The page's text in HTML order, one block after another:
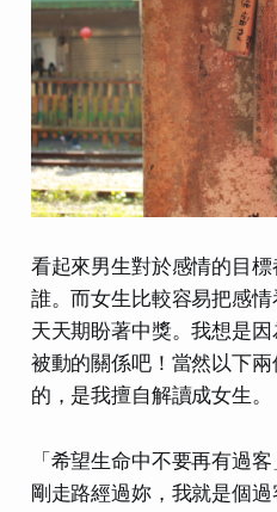
看起來男生對於感情的目
誰。而女生比較容易把感情
天天期盼著中獎。我想是
被動的關係吧！當然以下
的，是我擅自解讀成女生。
「希望生命中不要再有過
剛走路經過妳，我就是個